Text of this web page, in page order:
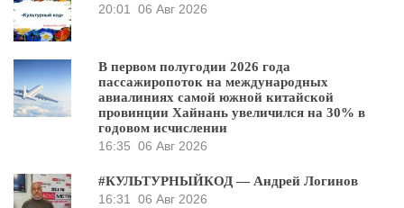
20:01 06 Авг 2026
В первом полугодии 2026 года
пассажиропоток на международных
авиалиниях самой южной китайской
провинции Хайнань увеличился на 30% в
годовом исчислении
16:35 06 Авг 2026
#КУЛЬТУРНЫЙКОД — Андрей Логинов
16:31 06 Авг 2026